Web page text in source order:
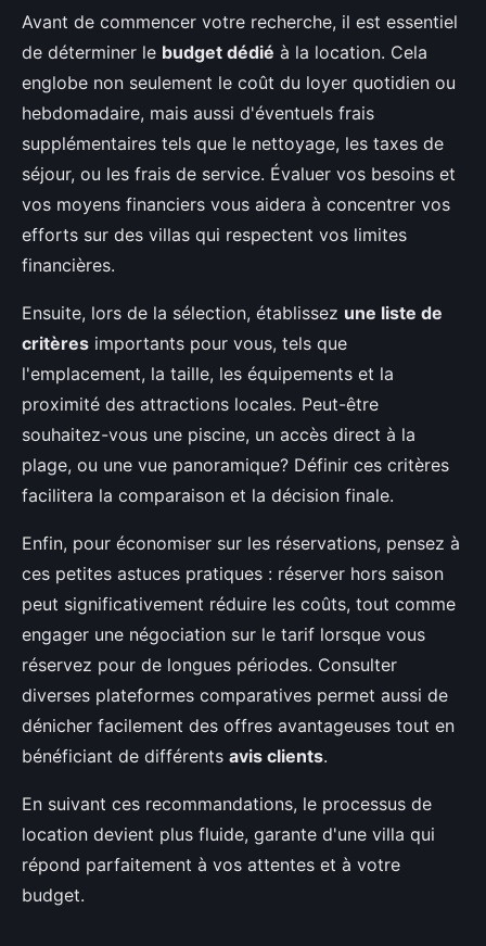
Avant de commencer votre recherche, il est essentiel
de déterminer le budget dédié à la location. Cela
englobe non seulement le coût du loyer quotidien ou
hebdomadaire, mais aussi d'éventuels frais
supplémentaires tels que le nettoyage, les taxes de
séjour, ou les frais de service. Évaluer vos besoins et
vos moyens financiers vous aidera à concentrer vos
efforts sur des villas qui respectent vos limites
financières.
Ensuite, lors de la sélection, établissez une liste de
critères importants pour vous, tels que
l'emplacement, la taille, les équipements et la
proximité des attractions locales. Peut-être
souhaitez-vous une piscine, un accès direct à la
plage, ou une vue panoramique? Définir ces critères
facilitera la comparaison et la décision finale.
Enfin, pour économiser sur les réservations, pensez à
ces petites astuces pratiques : réserver hors saison
peut significativement réduire les coûts, tout comme
engager une négociation sur le tarif lorsque vous
réservez pour de longues périodes. Consulter
diverses plateformes comparatives permet aussi de
dénicher facilement des offres avantageuses tout en
bénéficiant de différents avis clients.
En suivant ces recommandations, le processus de
location devient plus fluide, garante d'une villa qui
répond parfaitement à vos attentes et à votre
budget.